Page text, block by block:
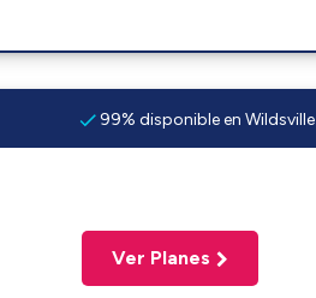
99% disponible en Wildsville
Ver Planes